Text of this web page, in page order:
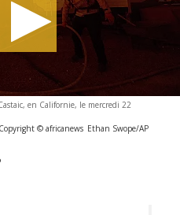
en Californie, le mercredi 22
Copyright © africanews Ethan Swope/AP